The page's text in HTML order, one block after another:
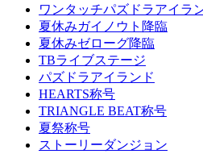
ワンタッチパズドラアイラ
夏休みガイノウト降臨
夏休みゼローグ降臨
TBライブステージ
パズドラアイランド
HEARTS称号
TRIANGLE BEAT称号
夏祭称号
ストーリーダンジョン